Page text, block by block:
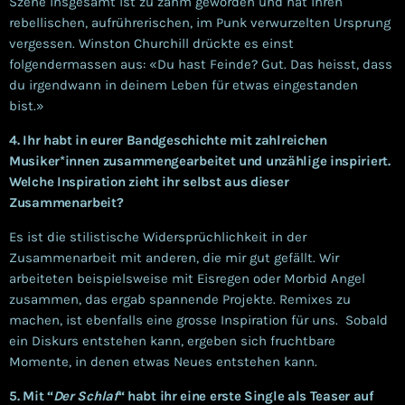
rebellischen, aufrührerischen, im Punk verwurzelten Ursprung
vergessen. Winston Churchill drückte es einst
folgendermassen aus: «Du hast Feinde? Gut. Das heisst, dass
du irgendwann in deinem Leben für etwas eingestanden
bist.»
4. Ihr habt in eurer Bandgeschichte mit zahlreichen
Musiker*innen zusammengearbeitet und unzählige inspiriert.
Welche Inspiration zieht ihr selbst aus dieser
Zusammenarbeit?
Es ist die stilistische Widersprüchlichkeit in der
Zusammenarbeit mit anderen, die mir gut gefällt. Wir
arbeiteten beispielsweise mit Eisregen oder Morbid Angel
zusammen, das ergab spannende Projekte. Remixes zu
machen, ist ebenfalls eine grosse Inspiration für uns. Sobald
ein Diskurs entstehen kann, ergeben sich fruchtbare
Momente, in denen etwas Neues entstehen kann.
5. Mit “Der Schlaf“ habt ihr eine erste Single als Teaser auf